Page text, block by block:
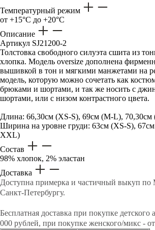
Температурный режим
от +15°C до +20°C
Описание
Артикул SJ21200-2
Толстовка свободного силуэта сшита из
хлопка. Модель oversize дополнена
вышивкой в тон и мягкими манжетами на
модель, которую можно сочетать как
брюками и шортами, и так же носить с
шортами, или с низом контрастного цвета.
Длина: 66,30см (XS-S), 69см (M-L),
Ширина на уровне груди: 63см (XS-S),
XXL)
Состав
98% хлопок, 2% эластан
Доставка
Доступна примерка и частичный выкуп
Санкт-Петербургу.
Бесплатная доставка при покупке детского
000 рублей, при покупке женского/микс -